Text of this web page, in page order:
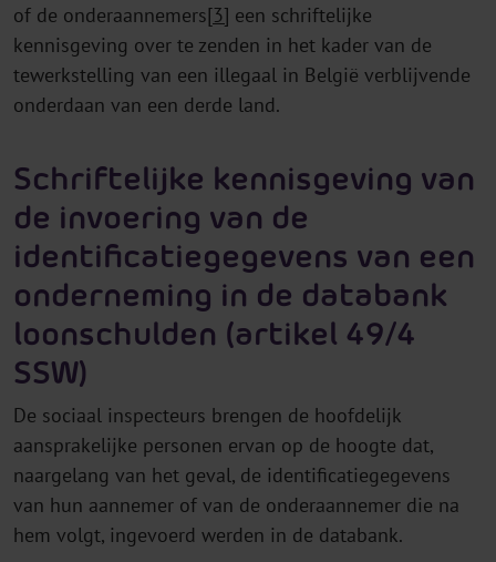
of de onderaannemers[3] een schriftelijke
kennisgeving over te zenden in het kader van de
tewerkstelling van een illegaal in België verblijvende
onderdaan van een derde land.
Schriftelijke kennisgeving van
de invoering van de
identificatiegegevens van een
onderneming in de databank
loonschulden (artikel 49/4
SSW)
De sociaal inspecteurs brengen de hoofdelijk
aansprakelijke personen ervan op de hoogte dat,
naargelang van het geval, de identificatiegegevens
van hun aannemer of van de onderaannemer die na
hem volgt, ingevoerd werden in de databank.